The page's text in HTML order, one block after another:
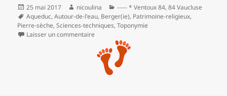
Publié
le
25 mai 2017 Auteur
nicoulina Catégories
----- * Ventoux 84,84 Vaucluse
Mots-
clés
Aqueduc,Autour-de-l'eau, Berger(ie), Patrimoine-religieux,
Pierre-sèche,Sciences-techniques,Toponymie
Laisser un commentaire sur Sentier du petit patrimoine rural du Paty